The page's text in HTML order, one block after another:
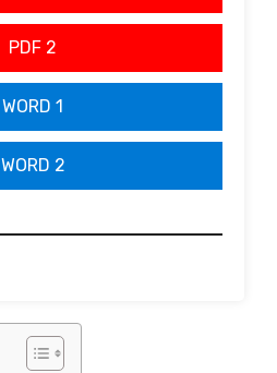
PDF 2
WORD 1
WORD 2